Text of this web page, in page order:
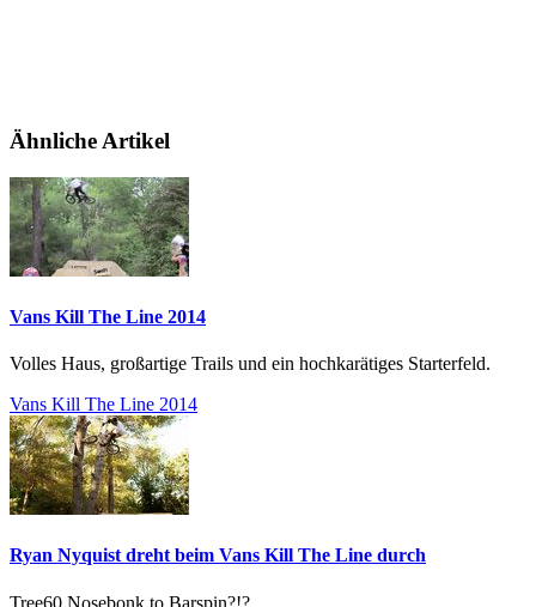
Ähnliche Artikel
Vans Kill The Line 2014
Volles Haus, großartige Trails und ein hochkarätiges Starterfeld.
Vans Kill The Line 2014
Ryan Nyquist dreht beim Vans Kill The Line durch
Tree60 Nosebonk to Barspin?!?